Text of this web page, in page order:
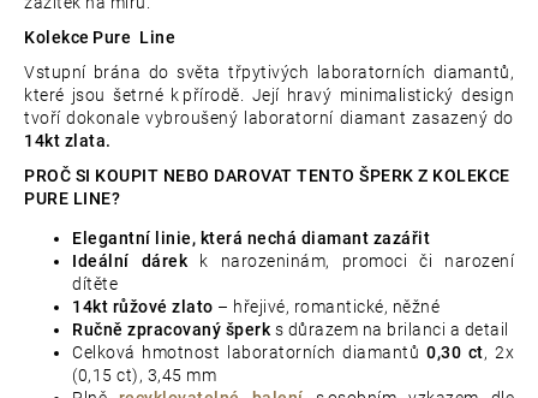
Kolekce Pure Line
Vstupní brána do světa třpytivých laboratorních diamantů,
které jsou šetrné k přírodě. Její hravý minimalistický design
tvoří dokonale vybroušený laboratorní diamant zasazený do
14kt zlata.
PROČ SI KOUPIT NEBO DAROVAT TENTO ŠPERK Z KOLEKCE
PURE LINE?
Elegantní linie, která nechá diamant zazářit
Ideální dárekk narozeninám, promoci či narození
dítěte
14kt růžové zlato – hřejivé, romantické, něžné
Ručně zpracovaný šperks důrazem na brilanci a detail
Celková hmotnost laboratorních diamantů 0,30 ct, 2x
(0,15 ct), 3,45 mm